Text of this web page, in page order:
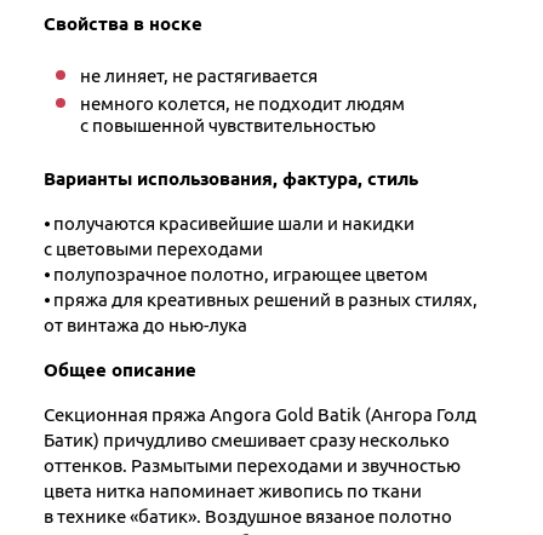
Свойства в носке
не линяет, не растягивается
немного колется, не подходит людям
с повышенной чувствительностью
Варианты использования, фактура, стиль
⦁ получаются красивейшие шали и накидки
с цветовыми переходами
⦁ полупозрачное полотно, играющее цветом
⦁ пряжа для креативных решений в разных стилях,
от винтажа до нью-лука
Общее описание
Секционная пряжа Angora Gold Batik (Ангора Голд
Батик) причудливо смешивает сразу несколько
оттенков. Размытыми переходами и звучностью
цвета нитка напоминает живопись по ткани
в технике «батик». Воздушное вязаное полотно